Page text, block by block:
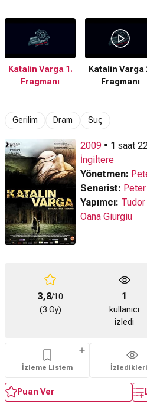
Katalin Varga 1.
Fragmanı
Katalin Varga
Fragmanı
Gerilim Dram Suç
2009 • 1 saat
İngiltere
Yönetmen:
Senarist:
Yapımcı:
Oana Giurgiu
3,8/10
(3 Oy)
1
kullanıcı
izledi
İzleme Listem
Puan Ver